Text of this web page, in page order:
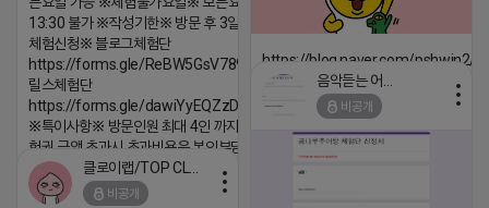
13:30 불가 ※작성기한※ 방문 후 3일 이내 ※
체험신청※ 블로그체험단
https://forms.gle/ReBW5GsV789ur2Pz6
릴스체험단
https://forms.gle/dawiYyEQZzDdqf8W8
※특이사항※ 방문인원 최대 4인 까지 가능 체
험권 금액 초과시 초과비용은 본인부담입니다.
2026-04-18 17:13
https://blog.naver.com/pshwin2/
2026-04-18 17:12
비공개
비공개